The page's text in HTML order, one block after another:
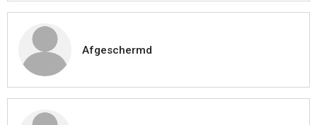
Afgeschermd